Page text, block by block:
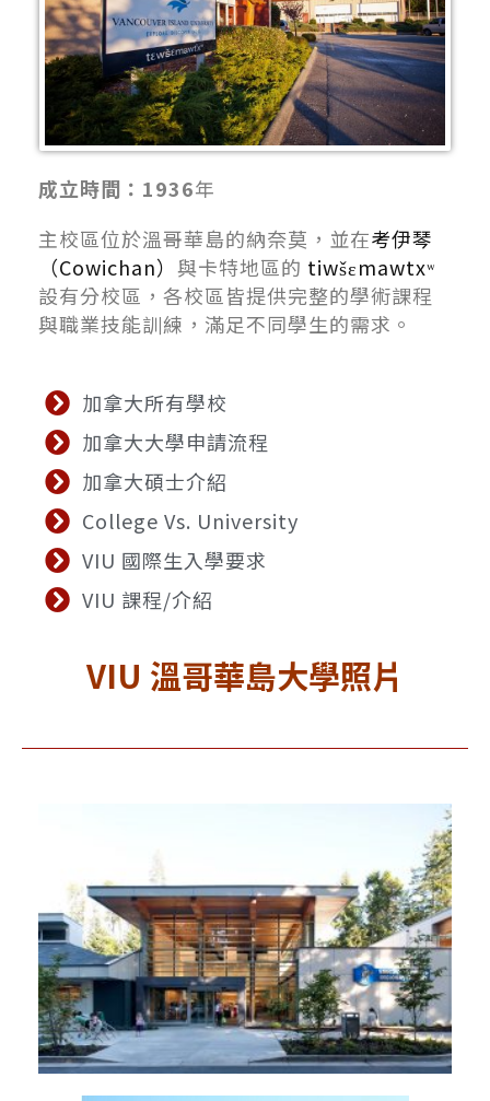
成立時間：1936年
主校區位於溫哥華島的納奈莫，並在考伊琴
（Cowichan） 與卡特地區的 tiwšɛmawtxʷ
設有分校區，各校區皆提供完整的學術課程
與職業技能訓練，滿足不同學生的需求。
加拿大所有學校
加拿大大學申請流程
加拿大碩士介紹
College Vs. University
VIU 國際生入學要求
VIU 課程/介紹
VIU 溫哥華島大學照片